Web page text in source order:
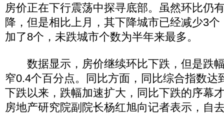
房价正在下行震荡中探寻底部。虽然环比仍
降，但是相比上月，其下降城市已经减少3
加了8个，未跌城市个数为半年来最多。
数据显示，房价继续环比下跌，但是跌
窄0.4个百分点。同比方面，同比综合指数达
下跌以来，跌幅加速扩大，同比下跌的序幕
房地产研究院副院长杨红旭向记者表示，自